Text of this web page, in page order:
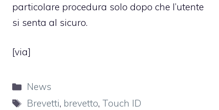
particolare procedura solo dopo che l’utente
si senta al sicuro.
[via]
Categorie
News
Tag
Brevetti, brevetto, Touch ID